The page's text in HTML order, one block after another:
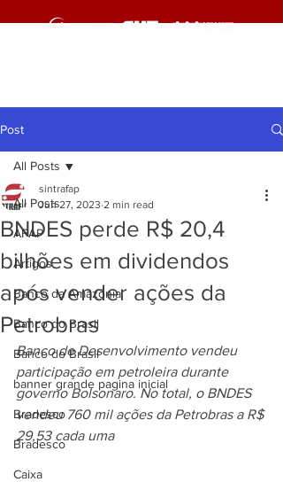
Post
All Posts
AFAP
Artigos
Banco da Amazônia
Banco do Brasil
Banco do Brasil
banner grande pagina inicial
Bradesco
Bradesco
Caixa
All Posts
BNDES perde R$ 20,4
bilhões em dividendos
após vender ações da
Petrobras
sintrafap
Jun 27, 2023 2 min read
Banco de Desenvolvimento vendeu
participação em petroleira durante
governo Bolsonaro. No total, o BNDES
vendeu 760 mil ações da Petrobras a R$
29,53 cada uma